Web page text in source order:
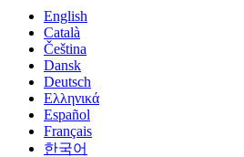
English
Català
Čeština
Dansk
Deutsch
Ελληνικά
Español
Français
한국어